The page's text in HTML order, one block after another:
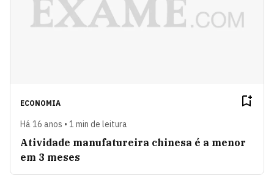
ECONOMIA
Há 16 anos • 1 min de leitura
Atividade manufatureira chinesa é a menor
em 3 meses